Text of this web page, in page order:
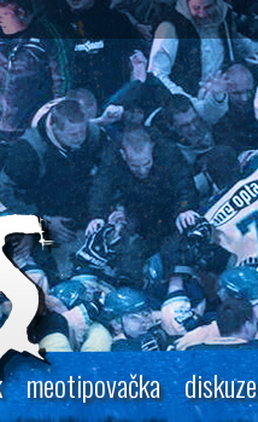
meotipovačka diskuze